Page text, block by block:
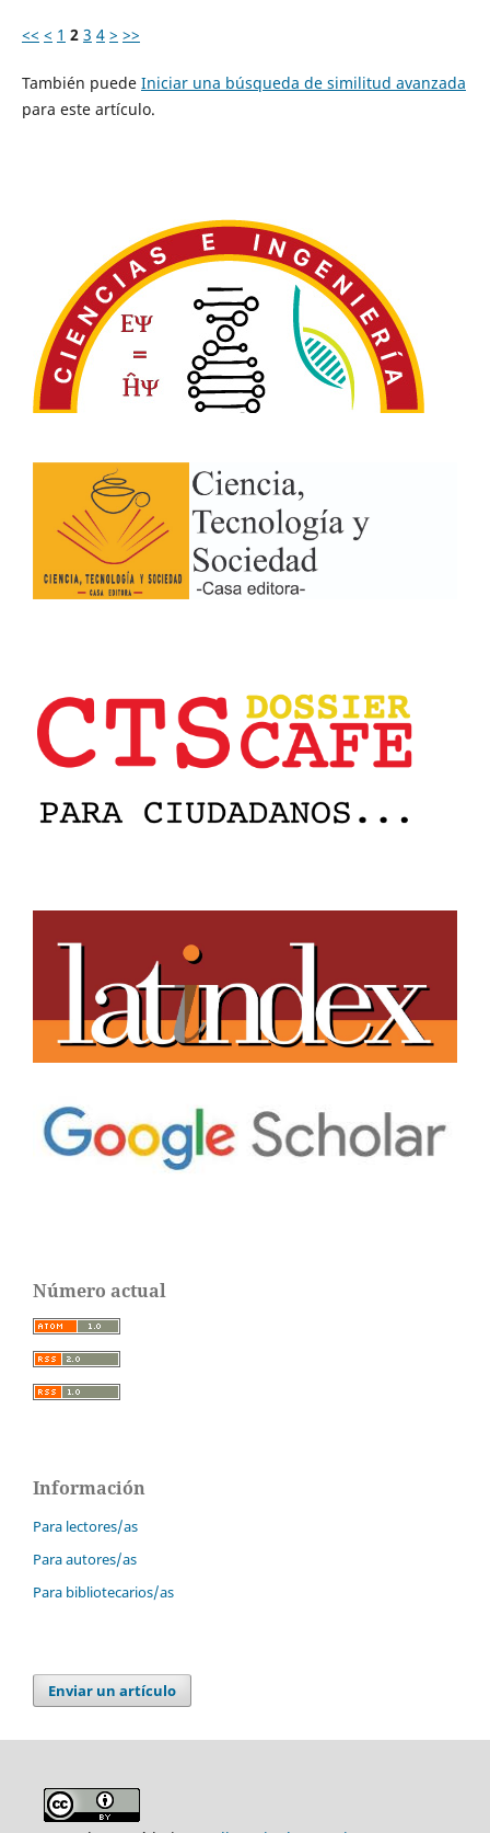
<< < 1 2 3 4 > >>
También puede Iniciar una búsqueda de similitud avanzada
para este artículo.
Número actual
Información
Para lectores/as
Para autores/as
Para bibliotecarios/as
Enviar un artículo